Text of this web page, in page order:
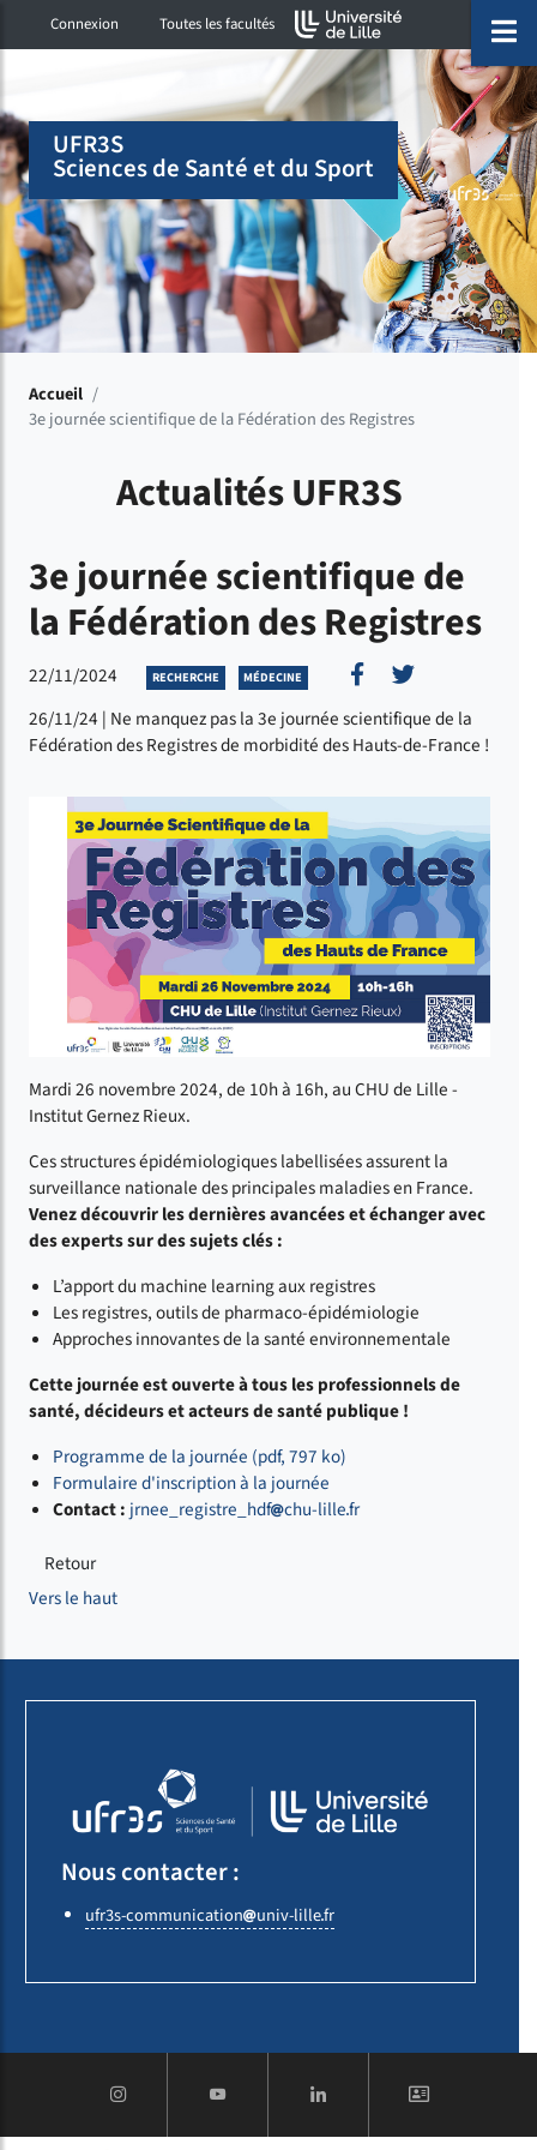
Accéder au menu principal
Accéder à la recherche
Accéder au pied de page
Connexion Toutes les facultés
menu
UFR3S
Sciences de Santé et du Sport
Accueil /
3e journée scientifique de la Fédération des Registres
Actualités UFR3S
3e journée scientifique de
la Fédération des Registres
22/11/2024 RECHERCHE MÉDECINE Partager sur
Partager
26/11/24 | Ne manquez pas la 3e journée scientifique de la
Fédération des Registres de morbidité des Hauts-de-France !
Mardi 26 novembre 2024, de 10h à 16h, au CHU de Lille -
Institut Gernez Rieux.
Ces structures épidémiologiques labellisées assurent la
surveillance nationale des principales maladies en France.
Venez découvrir les dernières avancées et échanger avec
des experts sur des sujets clés :
L’apport du machine learning aux registres
Les registres, outils de pharmaco-épidémiologie
Approches innovantes de la santé environnementale
Cette journée est ouverte à tous les professionnels de
santé, décideurs et acteurs de santé publique !
Programme de la journée (pdf, 797 ko)
Formulaire d'inscription à la journée
Contact : jrnee_registre_hdf chu-lillefr
Retour
Vers le haut
Nous contacter :
ufr3s-communication univ-lillefr